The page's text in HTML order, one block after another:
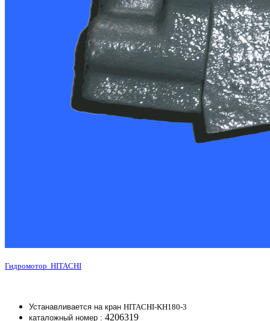
Гидромотор HITACHI
Устанавливается на кран HITACHI-KH180-3
каталожный номер : 4206319